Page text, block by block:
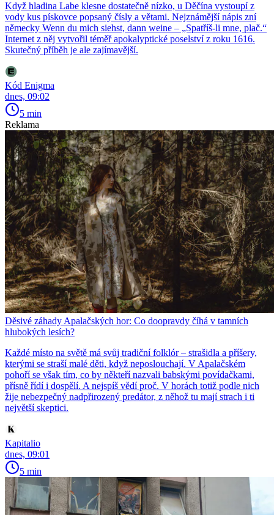
Když hladina Labe klesne dostatečně nízko, u Děčína vystoupí z
vody kus pískovce popsaný čísly a větami. Nejznámější nápis zní
německy Wenn du mich siehst, dann weine – „Spatříš-li mne, plač.“
Internet z něj vytvořil téměř apokalyptické poselství z roku 1616.
Skutečný příběh je ale zajímavější.
Kód Enigma
dnes, 09:02
5 min
Reklama
Děsivé záhady Apalačských hor: Co doopravdy číhá v tamních
hlubokých lesích?
Každé místo na světě má svůj tradiční folklór – strašidla a příšery,
kterými se straší malé děti, když neposlouchají. V Apalačském
pohoří se však tím, co by někteří nazvali babskými povídačkami,
přísně řídí i dospělí. A nejspíš vědí proč. V horách totiž podle nich
žije nebezpečný nadpřirozený predátor, z něhož tu mají strach i ti
největší skeptici.
Kapitalio
dnes, 09:01
5 min